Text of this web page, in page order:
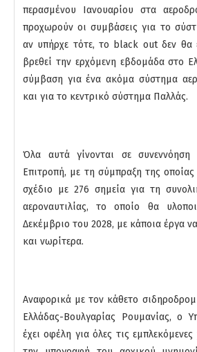
περασμένου Ιανουαρίου στα
προχωρούν οι συμβάσεις για το
αν υπήρχε τότε, το black out δεν θα
βρεθεί την ερχόμενη εβδομάδα στο
σύμβαση για ένα ακόμα σύστημα
και για το κεντρικό σύστημα Παλλάς.
Όλα αυτά γίνονται σε
Επιτροπή, με τη σύμπραξη της
σχέδιο με 276 σημεία για τη
αεροναυτιλίας, το οποίο θα
Δεκέμβριο του 2028, με κάποια έργα
και νωρίτερα.
Αναφορικά με τον κάθετο
Ελλάδας-Βουλγαρίας Ρουμανίας, ο
έχει οφέλη για όλες τις